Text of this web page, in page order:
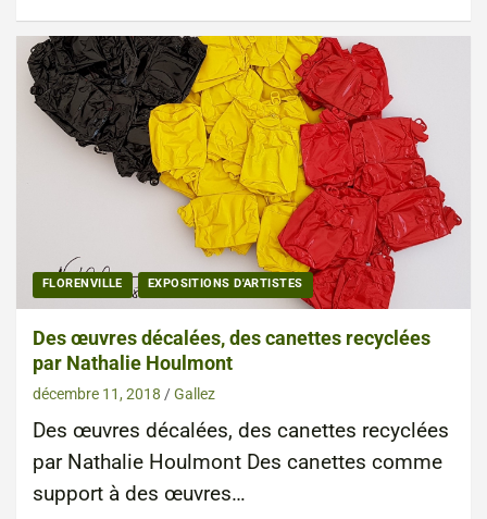
FLORENVILLE EXPOSITIONS D'ARTISTES
Des œuvres décalées, des canettes recyclées
par Nathalie Houlmont
décembre 11, 2018 Gallez
Des œuvres décalées, des canettes recyclées
par Nathalie Houlmont Des canettes comme
support à des œuvres…